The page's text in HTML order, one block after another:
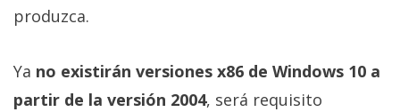
Sorteos
Foros
produzca.
Ya no existirán versiones x86 de Windows 10 a
partir de la versión 2004, será requisito